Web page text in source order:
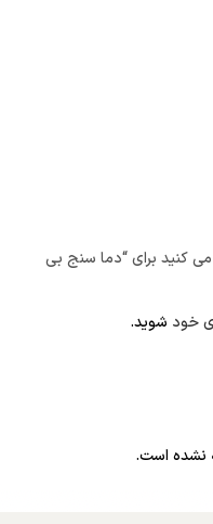
نشده است.
می کنید برای “دما سنج بی
خود شوید.